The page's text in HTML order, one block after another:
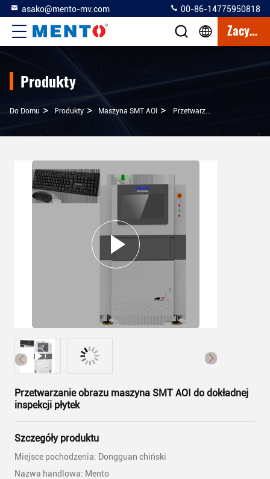
asako@mento-mv.com 00-86-14775950818
Zacytować
Produkty
Do Domu > Produkty > Maszyna SMT AOI > Przetwarzanie Obrazu Maszyna SMT AOI Do Dokładnej Inspekcji Płytek
Przetwarzanie obrazu maszyna SMT AOI do dokładnej
inspekcji płytek
Szczegóły produktu
Miejsce pochodzenia: Dongguan chiński
Nazwa handlowa: Mento